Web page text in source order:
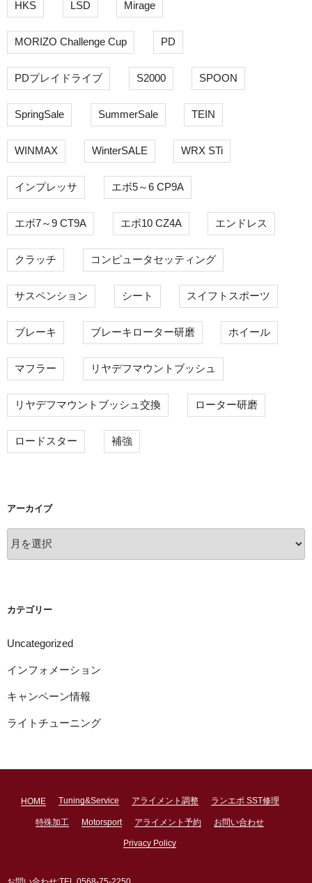
HKS LSD Mirage
MORIZO Challenge Cup PD
PDプレイドライブ S2000 SPOON
SpringSale SummerSale TEIN
WINMAX WinterSALE WRX STi
インプレッサ エボ5～6 CP9A
エボ7～9 CT9A エボ10 CZ4A エンドレス
クラッチ コンピュータセッティング
サスペンション シート スイフトスポーツ
ブレーキ ブレーキローター研磨 ホイール
マフラー リヤデフマウントブッシュ
リヤデフマウントブッシュ交換 ローター研磨
ロードスター 補強
アーカイブ
ー
カテゴリー
Uncategorized
インフォメーション
キャンペーン情報
ライトチューニング
HOME Tuning&Service アライメント調整 ランエボ SST修理
特殊加工 Motorsport アライメント予約 お問い合わせ
Privacy Policy